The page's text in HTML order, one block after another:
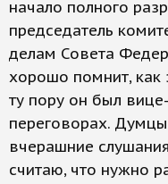
начало полного
председатель
делам Совета
хорошо помнит, как
ту пору он был
переговорах. Думцы
вчерашние
считаю, что нужно